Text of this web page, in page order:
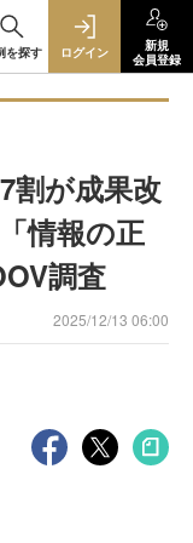
を探す ログイン
新規
会員登録
割が成果改
情報の正
調査
2025/12/13 06:00